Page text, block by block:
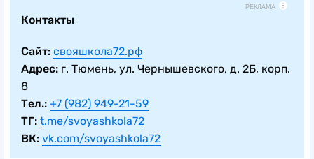
РЕКЛАМА
Контакты
Сайт: свояшкола72.рф
Адрес: г. Тюмень, ул. Чернышевского, д. 2Б, корп.
8
Тел.: +7 (982) 949-21-59
ТГ: t.me/svoyashkola72
ВК: vk.com/svoyashkola72